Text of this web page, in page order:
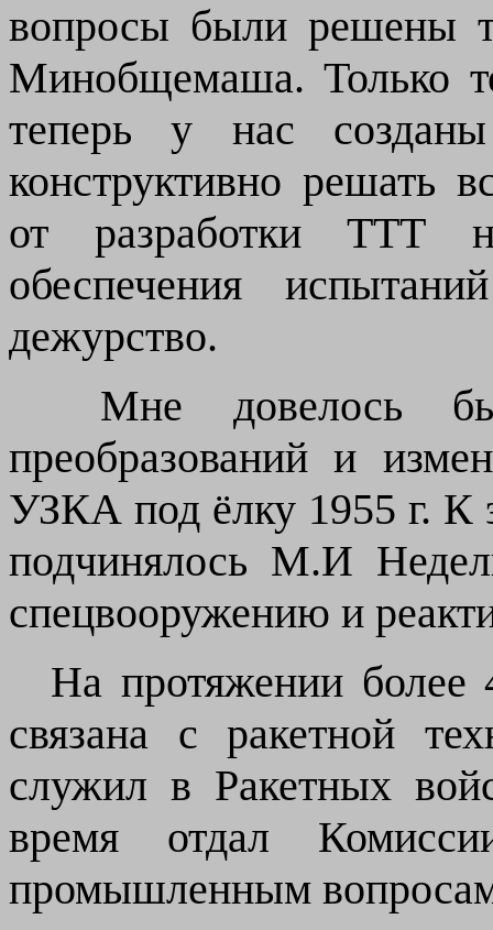
вопросы были решены
Минобщемаша. Только
теперь у нас
конструктивно решать
от разработки ТТТ
обеспечения
дежурство.
Мне довелось
преобразований и
УЗКА под ёлку 1955 г. К
подчинялось М.И
спецвооружению и
На протяжении более
связана с ракетной
служил в Ракетных
время отдал
промышленным